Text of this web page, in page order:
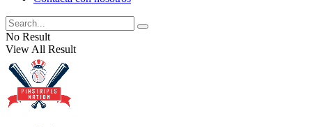
No Result
View All Result